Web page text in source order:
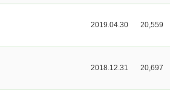
2019.04.30 20,559
2018.12.31 20,697